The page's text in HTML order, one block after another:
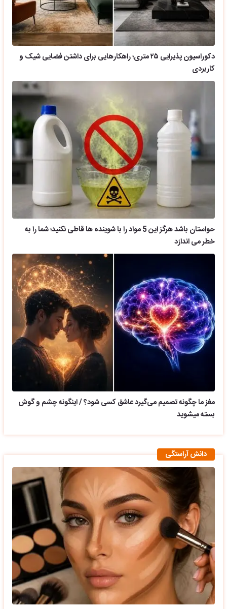
دکوراسیون پذیرایی ۲۵ متری؛ راهکارهایی برای داشتن فضایی شیک و
کاربردی
حواستان باشد هرگز این 5 مواد را با شوینده ها قاطی نکنید؛ شما را به
خطر می اندازد
مغز ما چگونه تصمیم می‌گیرد عاشق کسی شود؟ / اینگونه چشم و گوش
بسته میشوید
دانش آراستگی